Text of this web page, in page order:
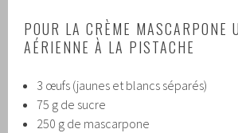
POUR LA CRÈME MASCARPONE
AÉRIENNE À LA PISTACHE
3 œufs (jaunes et blancs séparés)
75 g de sucre
250 g de mascarpone